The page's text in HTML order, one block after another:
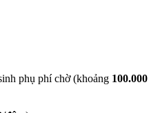
phụ phí chờ (khoảng 100.000